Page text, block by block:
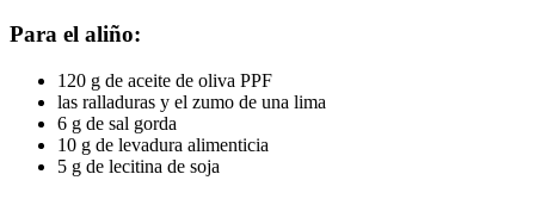
Para el aliño:
120 g de aceite de oliva PPF
las ralladuras y el zumo de una lima
6 g de sal gorda
10 g de levadura alimenticia
5 g de lecitina de soja